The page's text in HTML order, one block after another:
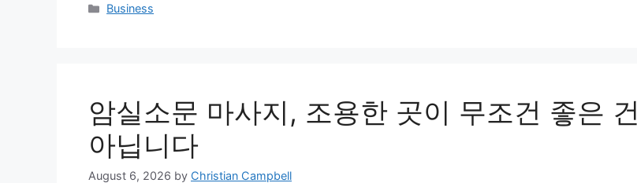
Categories
Business
암실소문 마사지, 조용한 곳이 무조건 좋은 건
아닙니다
August 6, 2026 by Christian Campbell